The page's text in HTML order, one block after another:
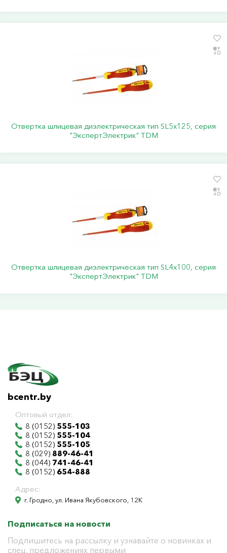
Отвертка шлицевая диэлектрическая тип SL5х125, серия
"ЭкспертЭлектрик" TDM
Отвертка шлицевая диэлектрическая тип SL4х100, серия
"ЭкспертЭлектрик" TDM
bcentr.by
Оптовый отдел:
8 (0152) 555-103
8 (0152) 555-104
8 (0152) 555-105
8 (029) 889-46-41
8 (044) 741-46-41
8 (0152) 654-888
Адрес:
г. Гродно, ул. Ивана Якубовского, 12К
Подписаться на новости
Подпишитесь на рассылку и узнавайте о новинках и
спец. предложениях первыми